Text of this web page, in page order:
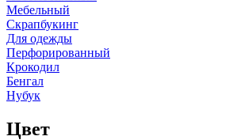
Мебельный
Скрапбукинг
Для одежды
Перфорированный
Крокодил
Бенгал
Нубук
Цвет